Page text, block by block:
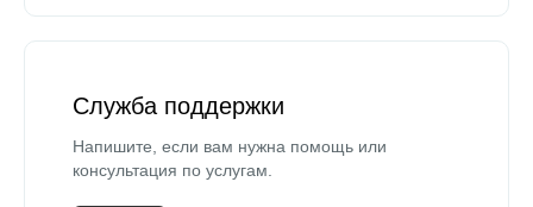
Служба поддержки
Напишите, если вам нужна помощь или
консультация по услугам.